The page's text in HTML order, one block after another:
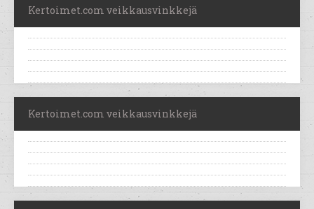
Kertoimet.com veikkausvinkkejä
Kertoimet.com veikkausvinkkejä